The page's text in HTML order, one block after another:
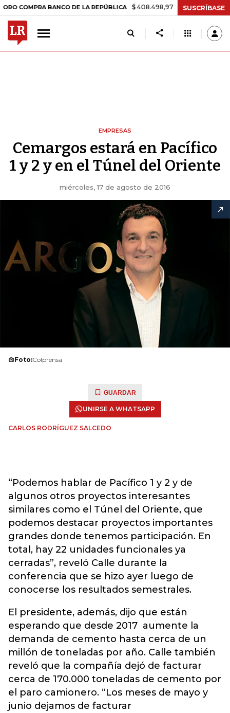
BANCO DE LA REPÚBLICA $ 408.498,97 +$ 8.753,81 +2,19%
SUSCRÍBASE
EMPRESAS
Cemargos estará en Pacífico
1 y 2 y en el Túnel del Oriente
miércoles, 17 de agosto de 2016
Foto:Colprensa
GUARDAR
UNIRSE A WHATSAPP
CARLOS RODRÍGUEZ SALCEDO
“Podemos hablar de Pacífico 1 y 2 y de
algunos otros proyectos interesantes
similares como el Túnel del Oriente, que
podemos destacar proyectos importantes
grandes donde tenemos participación. En
total, hay 22 unidades funcionales ya
cerradas”, reveló Calle durante la
conferencia que se hizo ayer luego de
conocerse los resultados semestrales.
El presidente, además, dijo que están
esperando que desde 2017 aumente la
demanda de cemento hasta cerca de un
millón de toneladas por año. Calle también
reveló que la compañía dejó de facturar
cerca de 170.000 toneladas de cemento por
el paro camionero. “Los meses de mayo y
junio dejamos de facturar